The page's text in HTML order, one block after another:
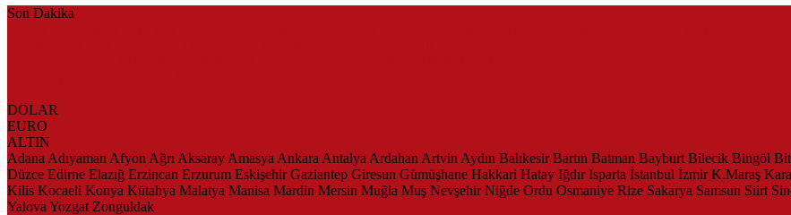
Son Dakika
DOLAR
EURO
ALTIN
Adana Adıyaman Afyon Ağrı Aksaray Amasya Ankara Antalya Ardahan Artvin Aydın Balıkesir Bartın Batman Bayburt Bilecik Bingöl
Düzce Edirne Elazığ Erzincan Erzurum Eskişehir Gaziantep Giresun Gümüşhane Hakkari Hatay Iğdır Isparta İstanbul İzmir K.Maraş
Kilis Kocaeli Konya Kütahya Malatya Manisa Mardin Mersin Muğla Muş Nevşehir Niğde Ordu Osmaniye Rize Sakarya Samsun Siirt
Yalova Yozgat Zonguldak